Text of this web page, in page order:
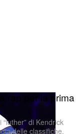
rap per la prima
di Kendrick
delle classifiche.